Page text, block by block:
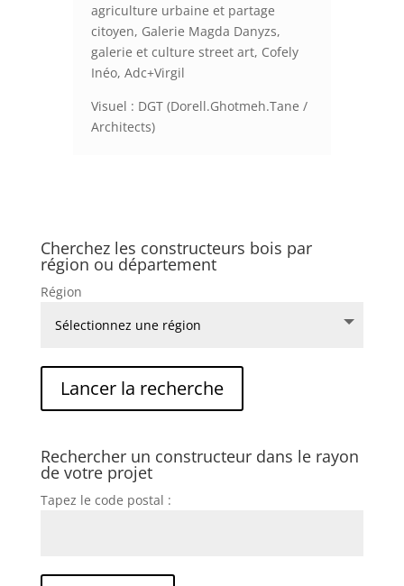
agriculture urbaine et partage
citoyen, Galerie Magda Danyzs,
galerie et culture street art, Cofely
Inéo, Adc+Virgil
Visuel : DGT (Dorell.Ghotmeh.Tane /
Architects)
Cherchez les constructeurs bois par
région ou département
Région
Rechercher un constructeur dans le rayon
de votre projet
Tapez le code postal :